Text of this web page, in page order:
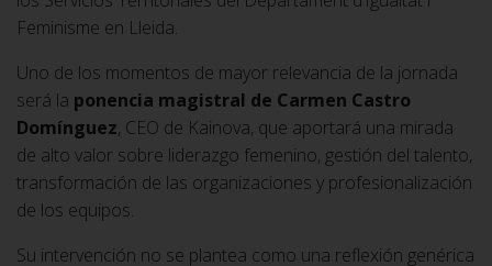
Feminisme en Lleida.
Uno de los momentos de mayor relevancia de la jornada
será la ponencia magistral de Carmen Castro
Domínguez, CEO de Kainova, que aportará una mirada
de alto valor sobre liderazgo femenino, gestión del talento,
transformación de las organizaciones y profesionalización
de los equipos.
Su intervención no se plantea como una reflexión genérica